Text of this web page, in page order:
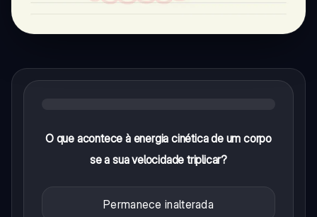
O que acontece à energia cinética de um corpo
se a sua velocidade triplicar?
Permanece inalterada